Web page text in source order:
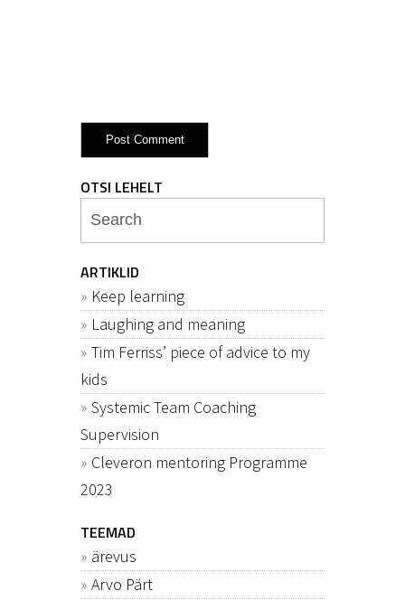
OTSI LEHELT
ARTIKLID
Keep learning
Laughing and meaning
Tim Ferriss’ piece of advice to my
kids
Systemic Team Coaching
Supervision
Cleveron mentoring Programme
2023
TEEMAD
ärevus
Arvo Pärt